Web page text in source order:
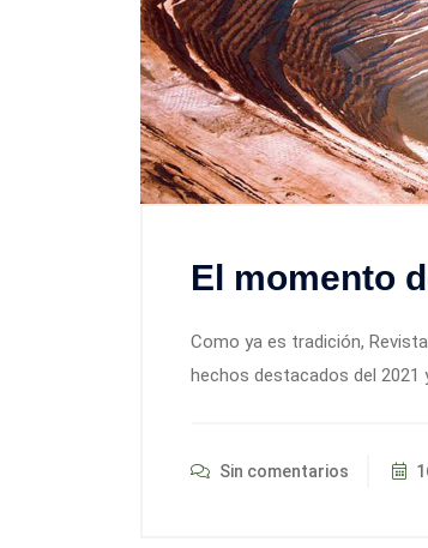
El momento
Como ya es tradición,
hechos destacados del 2021
Sin comentarios